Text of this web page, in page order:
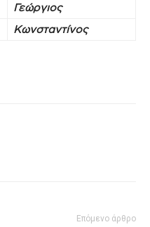
Γεώργιος
Κωνσταντίνος
Επόμενο άρθρο